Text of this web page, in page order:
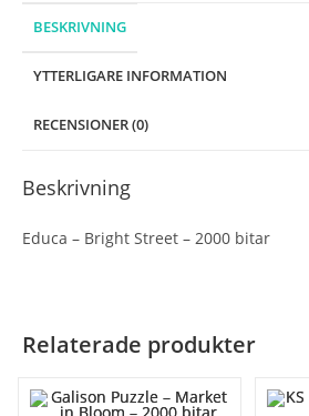
BESKRIVNING
YTTERLIGARE INFORMATION
RECENSIONER (0)
Beskrivning
Educa – Bright Street – 2000 bitar
Relaterade produkter